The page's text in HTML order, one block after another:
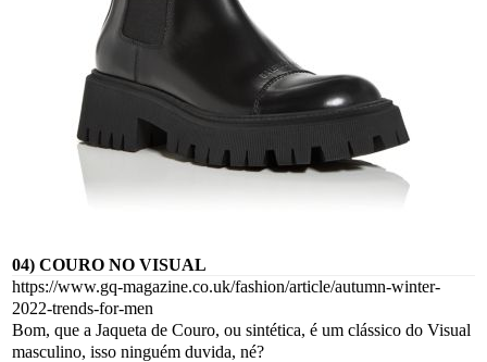
04) COURO NO VISUAL
https://www.gq-magazine.co.uk/fashion/article/autumn-winter-
2022-trends-for-men
Bom, que a Jaqueta de Couro, ou sintética, é um clássico do Visual
masculino, isso ninguém duvida, né?